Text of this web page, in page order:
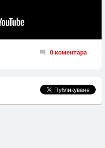
0 коментара